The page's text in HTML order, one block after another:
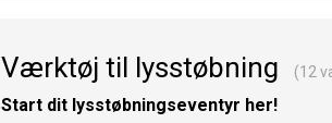
Værktøj til lysstøbning (12
Start dit lysstøbningseventyr her!